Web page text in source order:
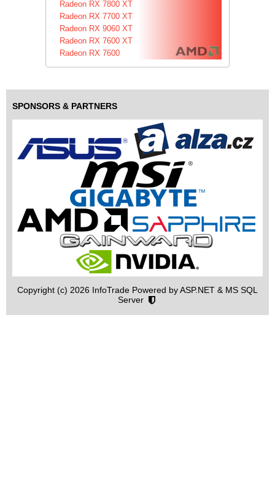
Radeon RX 7800 XT
Radeon RX 7700 XT
Radeon RX 9060 XT
Radeon RX 7600 XT
Radeon RX 7600
SPONSORS & PARTNERS
Copyright (c) 2026 InfoTrade Powered by ASP.NET & MS SQL
Server